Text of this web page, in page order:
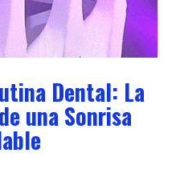
Dental: La
una Sonrisa